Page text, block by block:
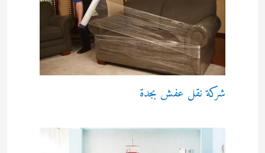
شركة نقل عفش بجدة